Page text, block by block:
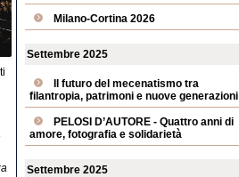
Milano-Cortina 2026
Settembre 2025
Il futuro del mecenatismo tra
filantropia, patrimoni e nuove generazioni
PELOSI D’AUTORE - Quattro anni di
amore, fotografia e solidarietà
Settembre 2025